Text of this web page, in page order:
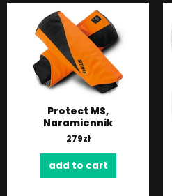
Protect MS,
Naramiennik
279zł
add to cart